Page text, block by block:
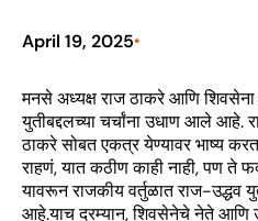
April 19, 2025•
मनसे अध्यक्ष राज ठाकरे आणि शिवसेना
युतीबद्दलच्या चर्चांना उधाण आले आहे.
ठाकरे सोबत एकत्र येण्यावर भाष्य
राहणं, यात कठीण काही नाही, पण ते
यावरून राजकीय वर्तुळात राज-उद्धव
आहे.याच दरम्यान, शिवसेनेचे नेते आणि